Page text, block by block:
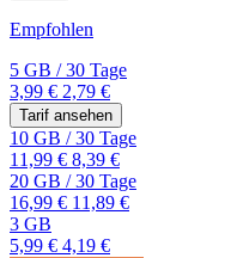
Empfohlen
5 GB /30 Tage
3,99 € 2,79 €
Tarif ansehen
10 GB /30 Tage
11,99 € 8,39 €
20 GB /30 Tage
16,99 € 11,89 €
3 GB
5,99 € 4,19 €